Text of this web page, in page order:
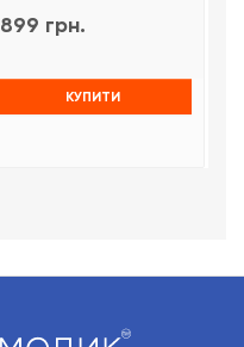
899 грн.
КУПИТИ